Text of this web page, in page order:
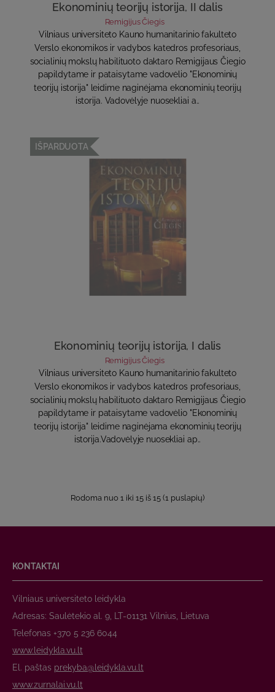
Ekonominių teorijų istorija, II dalis
Remigijus Čiegis
Vilniaus universiteto Kauno humanitarinio fakulteto
Verslo ekonomikos ir vadybos katedros profesoriaus,
socialinių mokslų habilituoto daktaro Remigijaus Čiegio
papil­dytame ir pataisytame vadovėlio "Ekonominių
teorijų istorija" leidime naginėjama ekonominių teorijų
istorija. Va­dovėlyje nuosekliai a..
IŠPARDUOTA
Ekonominių teorijų istorija, I dalis
Remigijus Čiegis
Vilniaus universiteto Kauno humanitarinio fakulteto
Verslo ekonomikos ir vadybos katedros profesoriaus,
socialinių mokslų habilituoto daktaro Remigijaus Čiegio
papil­dytame ir pataisytame vadovėlio "Ekonominių
teorijų istorija" leidime naginėjama ekonominių teorijų
istorija.Va­dovėlyje nuosekliai ap..
Rodoma nuo 1 iki 15 iš 15 (1 puslapių)
KONTAKTAI
Vilniaus universiteto leidykla
Adresas: Saulėtekio al. 9, LT-01131 Vilnius, Lietuva
Telefonas +370 5 236 6044
www.leidykla.vu.lt
El. paštas prekyba@leidykla.vu.lt
www.zurnalai.vu.lt